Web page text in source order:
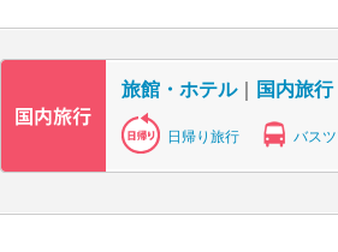
旅館・ホテル｜ 国内旅行
日帰り旅行 バス